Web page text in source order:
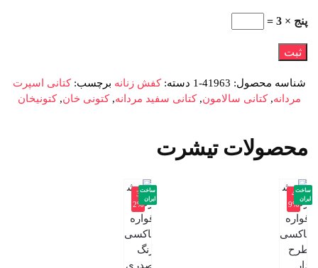
پنج × 3 =
شناسه محصول: 41963-1 دسته:کفش زنانه برچسب:کتانی اسپرت
مردانه,کتانی سالامون,کتانی سفید مردانه,کتونی خان,کتونیخان
محصولات تیشرت
-4
9%
ساخت
ایران
-3
2%
ساخت
ایران